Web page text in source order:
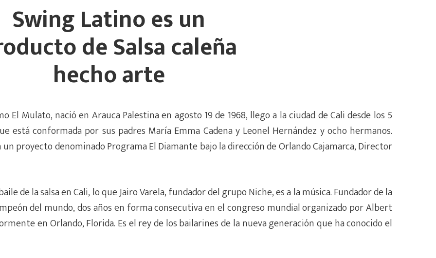
Swing Latino es un
de Salsa caleña
hecho arte
El Mulato, nació en Arauca Palestina en agosto 19 de 1968, llego a la ciudad de Cali desde los 5
está conformada por sus padres María Emma Cadena y Leonel Hernández y ocho hermanos.
proyecto denominado Programa El Diamante bajo la dirección de Orlando Cajamarca, Director
de la salsa en Cali, lo que Jairo Varela, fundador del grupo Niche, es a la música. Fundador de la
del mundo, dos años en forma consecutiva en el congreso mundial organizado por Albert
en Orlando, Florida. Es el rey de los bailarines de la nueva generación que ha conocido el